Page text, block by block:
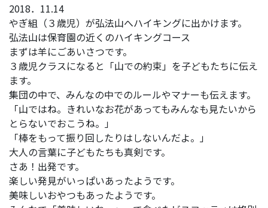
2018．11.14
やぎ組（３歳児）が弘法山へハイキングに出かけます。
弘法山は保育園の近くのハイキングコース
まずは羊にごあいさつです。
３歳児クラスになると「山での約束」を子どもたちに伝え
ます。
集団の中で、みんなの中でのルールやマナーも伝えます。
「山ではね。きれいなお花があってもみんなも見たいから
とらないでおこうね。」
「棒をもって振り回したりはしないんだよ。」
大人の言葉に子どもたちも真剣です。
さあ！出発です。
楽しい発見がいっぱいあったようです。
美味しいおやつもあったようです。